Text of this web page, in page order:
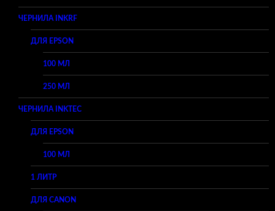
ЧЕРНИЛА INKRF
ДЛЯ EPSON
100 МЛ
250 МЛ
ЧЕРНИЛА INKTEC
ДЛЯ EPSON
100 МЛ
1 ЛИТР
ДЛЯ CANON